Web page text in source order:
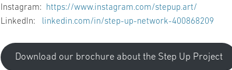
Instagram:
https://www.instagram.com/stepup.art/
LinkedIn: linkedin.com/in/step-up-network-400868209
Download our brochure about the Step Up Project